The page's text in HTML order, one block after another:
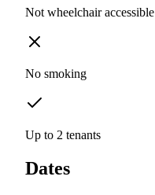
Not wheelchair accessible
No smoking
Up to 2 tenants
Dates